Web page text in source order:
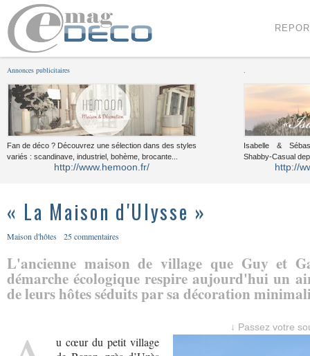
Annonces publicitaires
Fan de déco ? Découvrez une sélection dans des styles
variés : scandinave, industriel, bohème, brocante...
http://www.hemoon.fr/
Isabelle &
Shabby-Casual
http://
« La Maison d'Ulysse »
Maison d'hôtes 25 commentaires
L'ancienne maison de village que Guy et
démarche écologique respire aujourd'hui un
de leurs hôtes séduits par sa décoration
↓ Passez votre
u cœur du petit village